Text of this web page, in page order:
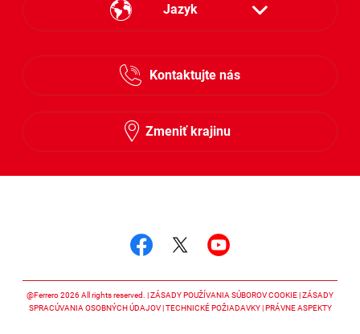
Jazyk
Česky
Kontaktujte nás
Zmeniť krajinu
@Ferrero 2026 All rights reserved. ZÁSADY POUŽÍVANIA SÚBOROV COOKIE ZÁSADY
SPRACÚVANIA OSOBNÝCH ÚDAJOV TECHNICKÉ POŽIADAVKY PRÁVNE ASPEKTY